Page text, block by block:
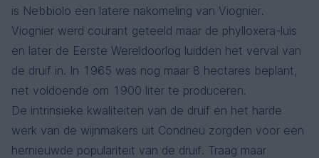
is Nebbiolo een latere nakomeling van Viognier.
Viognier werd courant geteeld maar de phylloxera-luis
en later de Eerste Wereldoorlog luidden het verval van
de druif in. In 1965 was nog maar 8 hectares beplant,
net voldoende om 1900 liter te produceren.
De intrinsieke kwaliteiten van de druif en het harde
werk van de wijnmakers uit Condrieu zorgden voor een
hernieuwde populariteit van de druif. Traag maar